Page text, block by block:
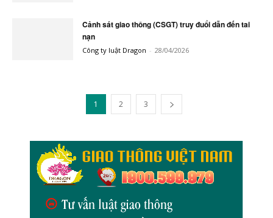
Cảnh sát giao thông (CSGT) truy đuổi dẫn đến tai
nạn
Công ty luật Dragon - 28/04/2026
1 2 3